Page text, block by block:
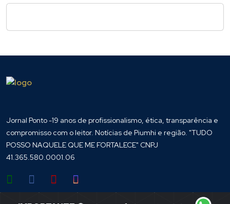
Jornal Ponto -19 anos de profissionalismo, ética, transparência e
compromisso com o leitor. Notícias de Piumhi e região. "TUDO
POSSO NAQUELE QUE ME FORTALECE" CNPJ
41.365.580.0001.06